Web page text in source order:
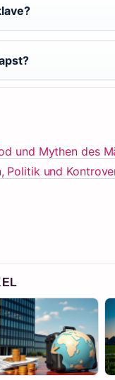
und Mythen des
Politik und